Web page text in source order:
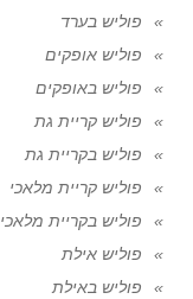
פוליש בערד
פוליש אופקים
פוליש באופקים
פוליש קריית גת
פוליש בקריית גת
פוליש קריית מלאכי
פוליש בקריית מלאכי
פוליש אילת
פוליש באילת